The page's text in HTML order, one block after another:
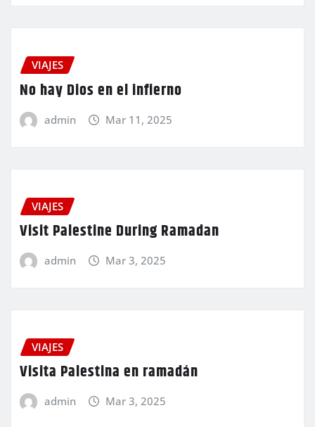
VIAJES
No hay Dios en el infierno
admin Mar 11, 2025
VIAJES
Visit Palestine During Ramadan
admin Mar 3, 2025
VIAJES
Visita Palestina en ramadán
admin Mar 3, 2025